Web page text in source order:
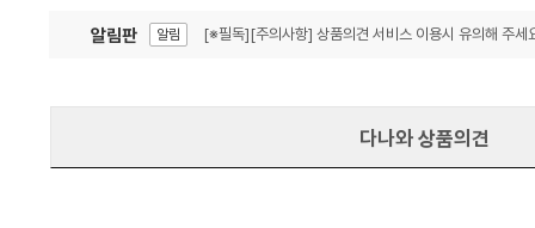
알림판 알림 [※필독][주의사항] 상품의견 서비스 이용시 유의해 주세
다나와 상품의견